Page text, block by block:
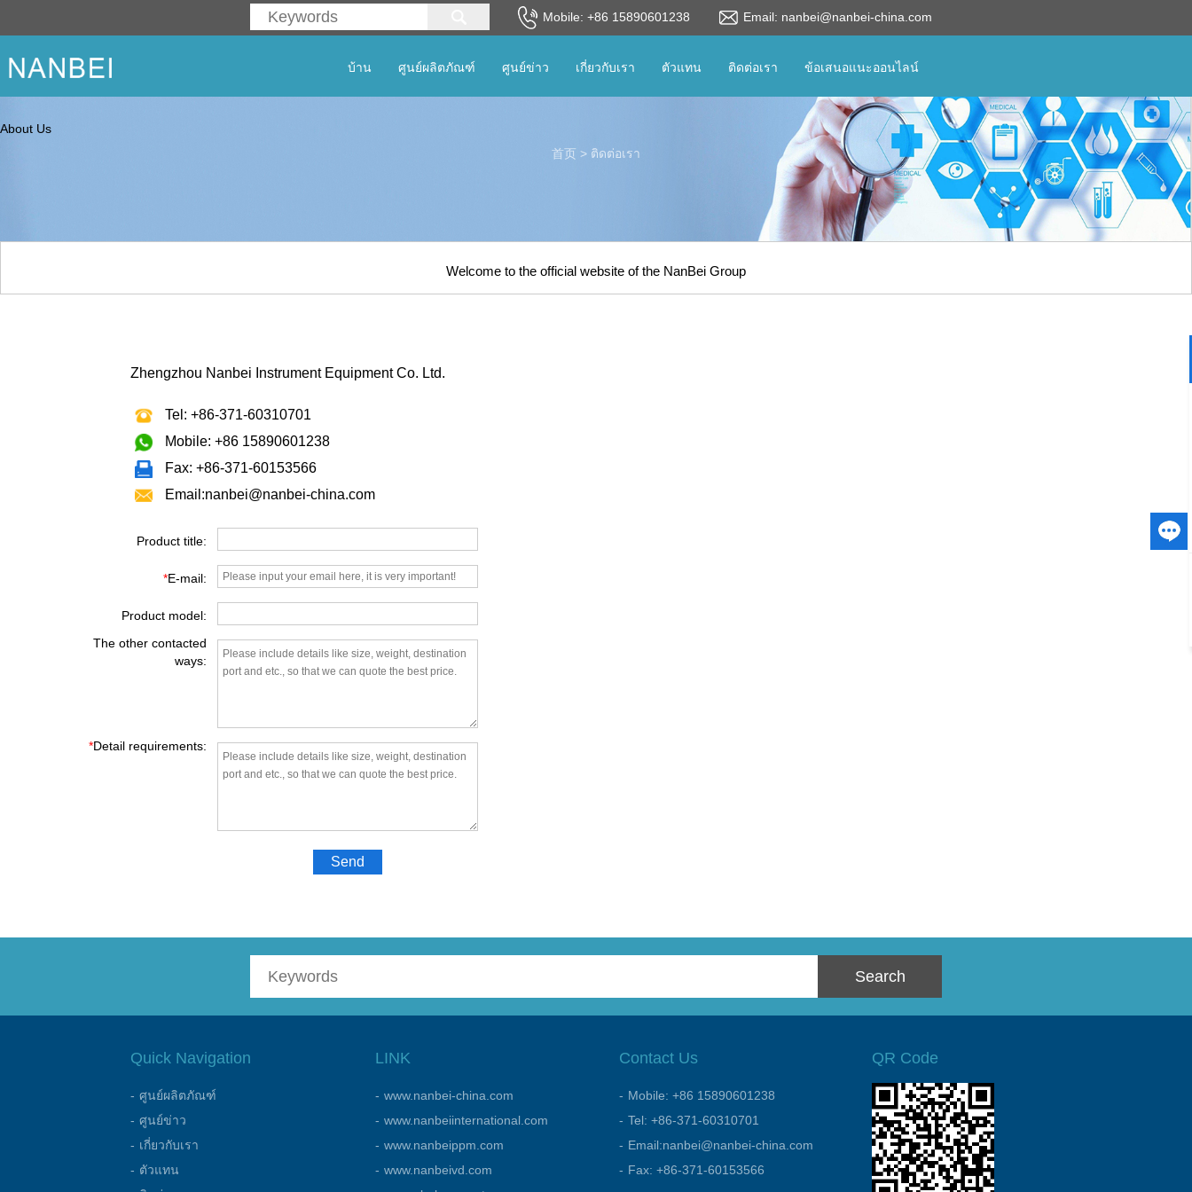
Mobile: +86 15890601238
Email: nanbei@nanbei-china.com
บ้าน
ศูนย์ผลิตภัณฑ์ ศูนย์ข่าว เกี่ยวกับเรา ตัวแทน ติดต่อเรา ข้อเสนอแนะออนไลน์
About Us
首页 > ติดต่อเรา
Welcome to the official website of the NanBei Group
Zhengzhou Nanbei Instrument Equipment Co. Ltd.
Tel: +86-371-60310701
Mobile: +86 15890601238
Fax: +86-371-60153566
Email:nanbei@nanbei-china.com
Product title:
*E-mail:
Product model:
The other contacted
ways:
*Detail requirements:
Send
Quick Navigation
ศูนย์ผลิตภัณฑ์
ศูนย์ข่าว
เกี่ยวกับเรา
ตัวแทน
LINK
www.nanbei-china.com
www.nanbeiinternational.com
www.nanbeippm.com
www.nanbeivd.com
Contact Us
Mobile: +86 15890601238
Tel: +86-371-60310701
Email:nanbei@nanbei-china.com
Fax: +86-371-60153566
QR Code